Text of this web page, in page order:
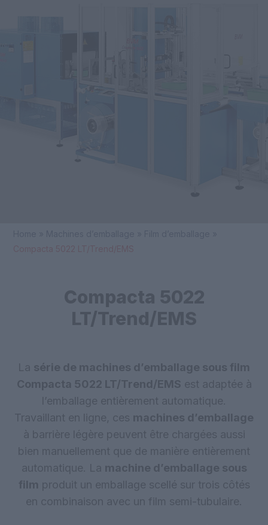
Compacta 5022
LT/Trend/EMS
La série de machines d’emballage sous film
Compacta 5022 LT/Trend/EMS est adaptée à
l’emballage entièrement automatique.
Travaillant en ligne, ces machines d’emballage
à barrière légère peuvent être chargées aussi
bien manuellement que de manière entièrement
automatique. La machine d’emballage sous
film produit un emballage scellé sur trois côtés
en combinaison avec un film semi-tubulaire.